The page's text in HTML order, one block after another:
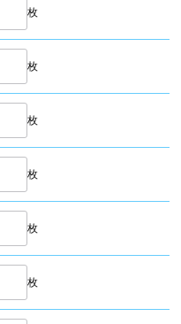
枚
枚
枚
枚
枚
枚